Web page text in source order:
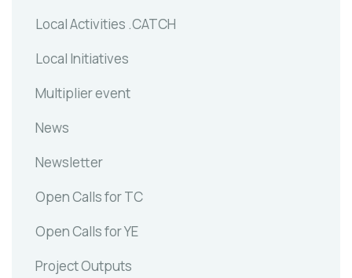
Local Activities .CATCH
Local Initiatives
Multiplier event
News
Newsletter
Open Calls for TC
Open Calls for YE
Project Outputs